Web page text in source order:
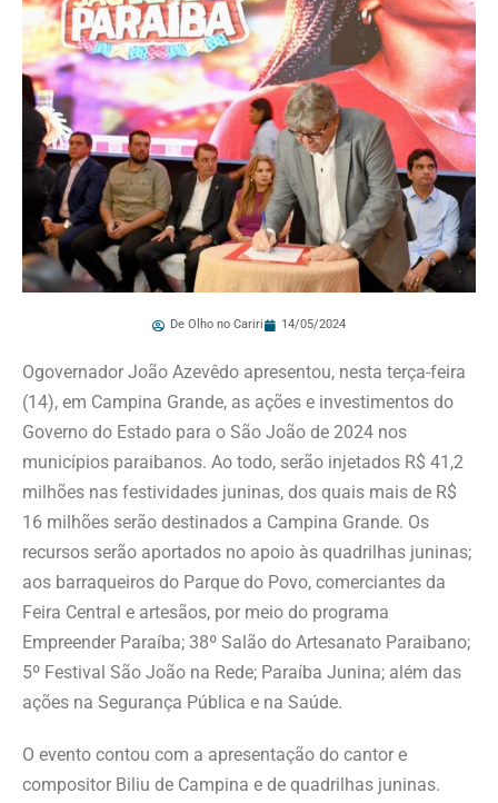
De Olho no Cariri 14/05/2024
Ogovernador João Azevêdo apresentou, nesta terça-feira
(14), em Campina Grande, as ações e investimentos do
Governo do Estado para o São João de 2024 nos
municípios paraibanos. Ao todo, serão injetados R$ 41,2
milhões nas festividades juninas, dos quais mais de R$
16 milhões serão destinados a Campina Grande. Os
recursos serão aportados no apoio às quadrilhas juninas;
aos barraqueiros do Parque do Povo, comerciantes da
Feira Central e artesãos, por meio do programa
Empreender Paraíba; 38º Salão do Artesanato Paraibano;
5º Festival São João na Rede; Paraíba Junina; além das
ações na Segurança Pública e na Saúde.
O evento contou com a apresentação do cantor e
compositor Biliu de Campina e de quadrilhas juninas.